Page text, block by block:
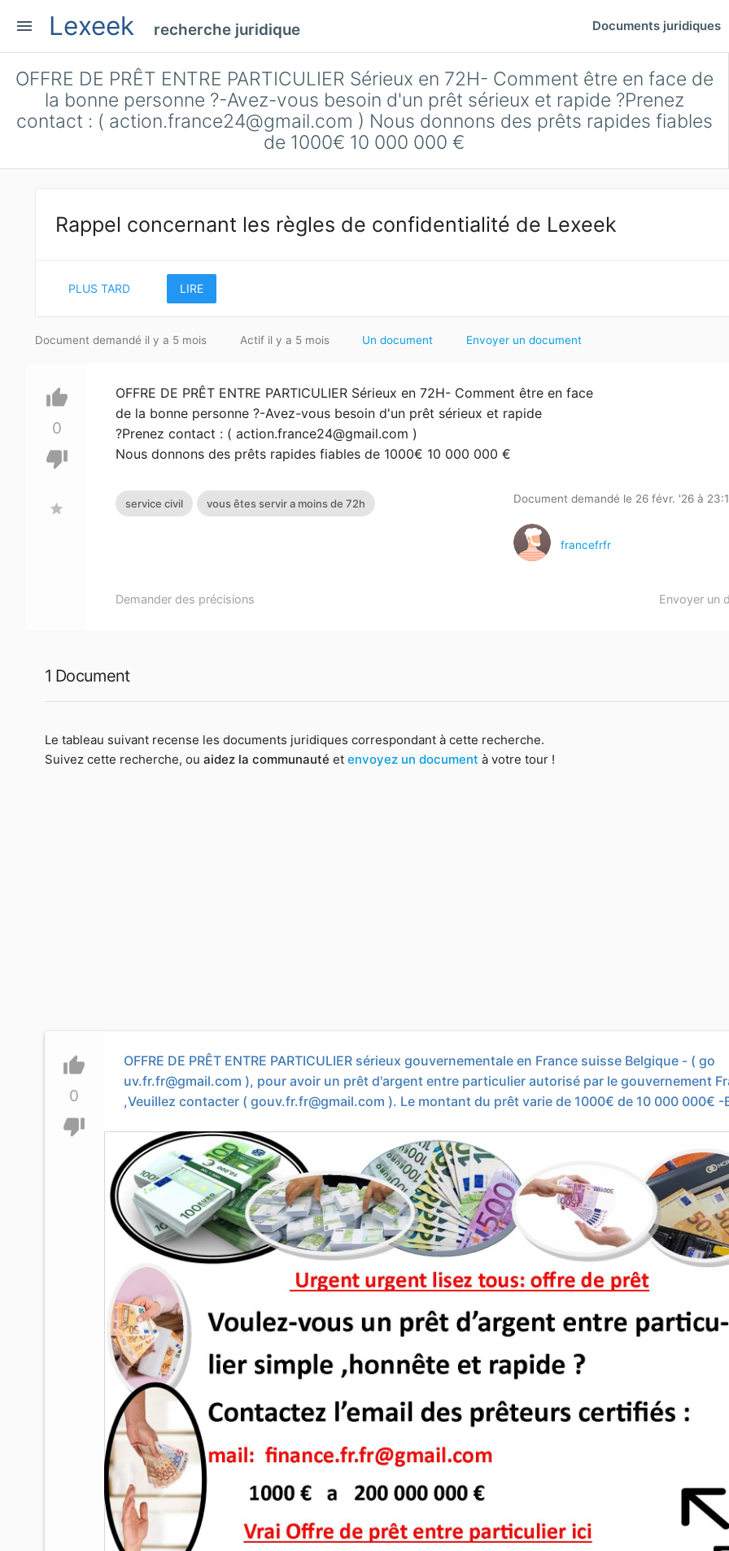
menu Lexeek recherche juridique Documents juridiques
OFFRE DE PRÊT ENTRE PARTICULIER Sérieux en 72H- Comment être en face de
la bonne personne ?-Avez-vous besoin d'un prêt sérieux et rapide ?Prenez
contact : ( action.france24@gmail.com ) Nous donnons des prêts rapides fiables
de 1000€ 10 000 000 €
Rappel concernant les règles de confidentialité de Lexeek
PLUS TARD LIRE
Document demandé il y a 5 mois Actif il y a 5 mois Un document Envoyer un document
thumb_up
0
thumb_down
star
OFFRE DE PRÊT ENTRE PARTICULIER Sérieux en 72H- Comment être en face
de la bonne personne ?-Avez-vous besoin d'un prêt sérieux et rapide
?Prenez contact : (action.france24@gmail.com )
Nous donnons des prêts rapides fiables de 1000€ 10 000 000 €
service civil vous êtes servir a moins de 72h Document demandé le 26 févr. '26 à
francefrfr
Demander des précisions Envoyer un
1 Document
Le tableau suivant recense les documents juridiques correspondant à cette recherche.
Suivez cette recherche, ou aidez la communauté et envoyez un document à votre tour !
thumb_up
0
thumb_down
OFFRE DE PRÊT ENTRE PARTICULIER sérieux gouvernementale en France suisse Belgique - ( go
uv.fr.fr@gmail.com ), pour avoir un prêt d'argent entre particulier autorisé par le gouvernement
,Veuillez contacter ( gouv.fr.fr@gmail.com ). Le montant du prêt varie de 1000€ de 10 000 000€ -